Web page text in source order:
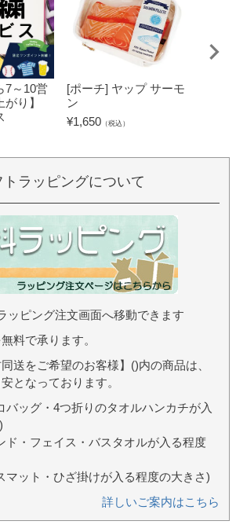
7～10営
り】
[ポーチ] ヤップ サーモ
ン
¥1,650 （税込）
トラッピングについて
ッピング注文画面へ移動できます
料で承ります。
送をご希望のお客様】()内の商品は、
となっております。
バッグ・4つ折りのタオルハンカチが入
ド・フェイス・バスタオルが入る程度
マット・ひざ掛けが入る程度の大きさ)
詳しいご案内はこちら